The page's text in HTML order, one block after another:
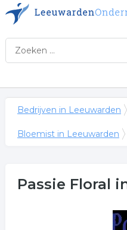
Bedrijven in Leeuwarden
Bloemist in Leeuwarden
Passie Floral